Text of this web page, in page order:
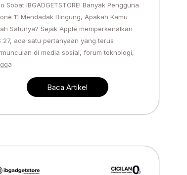
Sobat IBGADGETSTORE! Banyak Pengguna
11 Mendadak Bingung, Apakah Kamu
Satunya? Sejak Apple memperkenalkan
27, ada satu pertanyaan yang terus
di media sosial, forum teknologi,
Baca Artikel